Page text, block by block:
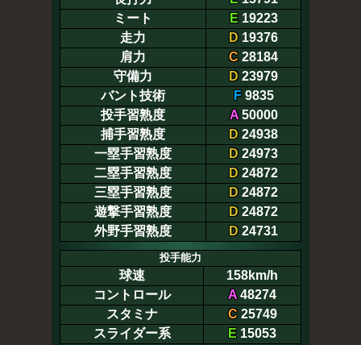
ミート
E19223
走力
D 19376
肩力
C 28184
守備力
D 23979
バント技術
F9835
投手習熟度
A50000
捕手習熟度
D 24938
一塁手習熟度
D 24973
二塁手習熟度
D 24872
三塁手習熟度
D 24872
遊撃手習熟度
D 24872
外野手習熟度
D 24731
投手能力
球速
158km/h
コントロール
A48274
スタミナ
C25749
スライダー系
E 15053